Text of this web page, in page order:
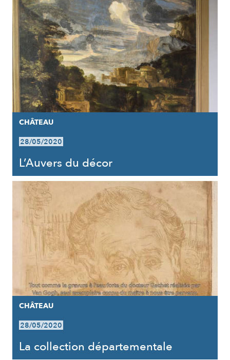
CHÂTEAU
28/05/2020
L’Auvers du décor
CHÂTEAU
28/05/2020
La collection départementale